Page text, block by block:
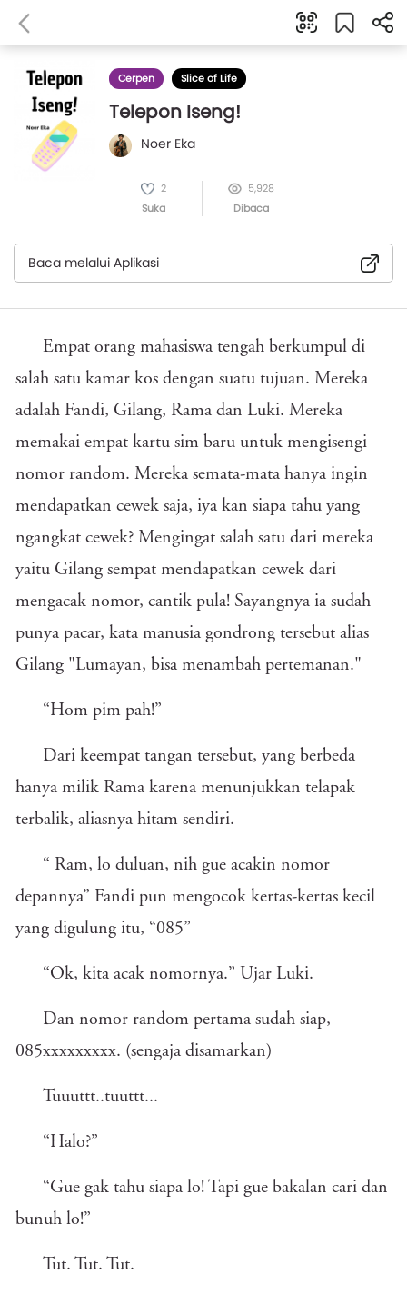
Cerpen Slice of Life
Telepon Iseng!
Noer Eka
2
Suka
5,928
Dibaca
Baca melalui Aplikasi
Empat orang mahasiswa tengah berkumpul di
salah satu kamar kos dengan suatu tujuan. Mereka
adalah Fandi, Gilang, Rama dan Luki. Mereka
memakai empat kartu sim baru untuk mengisengi
nomor random. Mereka semata-mata hanya ingin
mendapatkan cewek saja, iya kan siapa tahu yang
ngangkat cewek? Mengingat salah satu dari mereka
yaitu Gilang sempat mendapatkan cewek dari
mengacak nomor, cantik pula! Sayangnya ia sudah
punya pacar, kata manusia gondrong tersebut alias
Gilang "Lumayan, bisa menambah pertemanan."
“Hom pim pah!”
Dari keempat tangan tersebut, yang berbeda
hanya milik Rama karena menunjukkan telapak
terbalik, aliasnya hitam sendiri.
“ Ram, lo duluan, nih gue acakin nomor
depannya” Fandi pun mengocok kertas-kertas kecil
yang digulung itu, “085”
“Ok, kita acak nomornya.” Ujar Luki.
Dan nomor random pertama sudah siap,
085xxxxxxxxx. (sengaja disamarkan)
Tuuuttt..tuuttt...
“Halo?”
“Gue gak tahu siapa lo! Tapi gue bakalan cari dan
bunuh lo!”
Tut. Tut. Tut.